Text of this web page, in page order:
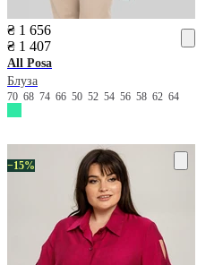
₴ 1 656
₴ 1 407
All Posa
Блуза
70 68 74 66 50 52 54 56 58 62 64
−15%